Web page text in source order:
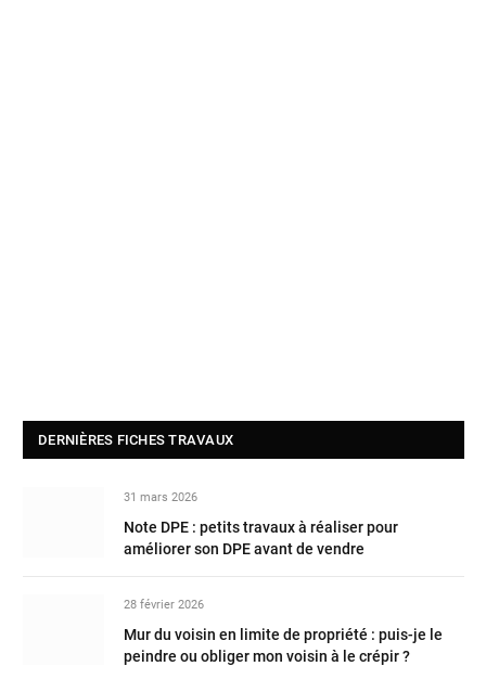
DERNIÈRES FICHES TRAVAUX
31 mars 2026
Note DPE : petits travaux à réaliser pour
améliorer son DPE avant de vendre
28 février 2026
Mur du voisin en limite de propriété : puis-je le
peindre ou obliger mon voisin à le crépir ?